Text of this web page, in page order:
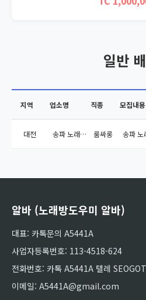
일반
지역 업소명 직종 모집내용
대전 송파 노래방도우미 알바 룸싸롱
알바 (노래방도우미 알바)
대표: 카톡문의 A5441A
사업자등록번호: 113-4518-624
전화번호: 카톡 A5441A 텔레 SEOGOT
이메일: A5441A@gmail.com